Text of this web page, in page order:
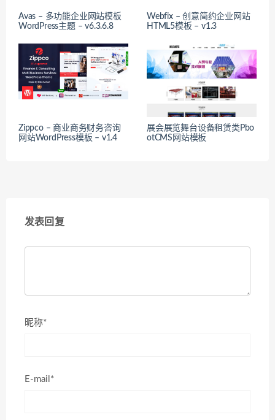
Avas – 多功能企业网站模板
WordPress主题 – v6.3.6.8
Webfix – 创意简约企业网站
HTML5模板 – v1.3
Zippco – 商业商务财务咨询
网站WordPress模板 – v1.4
展会展览舞台设备租赁类Pbo
otCMS网站模板
发表回复
昵称*
E-mail*